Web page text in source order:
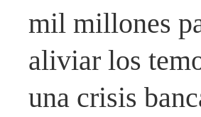
mil millones
aliviar los
una crisis